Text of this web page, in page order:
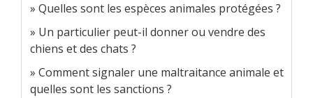
Quelles sont les espèces animales protégées ?
Un particulier peut-il donner ou vendre des
chiens et des chats ?
Comment signaler une maltraitance animale et
quelles sont les sanctions ?